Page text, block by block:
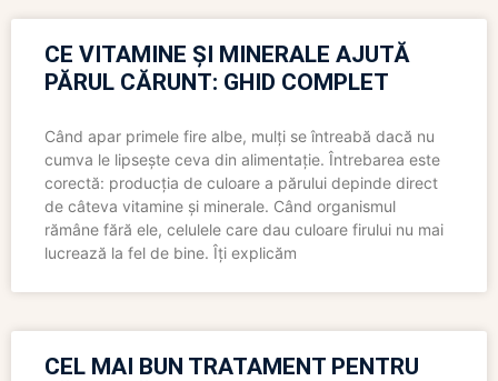
CE VITAMINE ȘI MINERALE AJUTĂ
PĂRUL CĂRUNT: GHID COMPLET
Când apar primele fire albe, mulți se întreabă dacă nu
cumva le lipsește ceva din alimentație. Întrebarea este
corectă: producția de culoare a părului depinde direct
de câteva vitamine și minerale. Când organismul
rămâne fără ele, celulele care dau culoare firului nu mai
lucrează la fel de bine. Îți explicăm
CEL MAI BUN TRATAMENT PENTRU